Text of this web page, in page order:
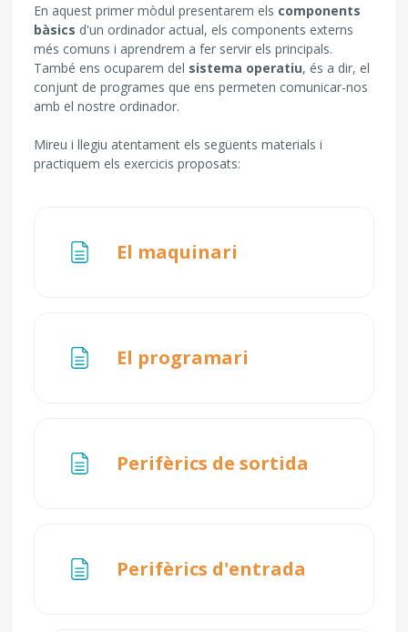
En aquest primer mòdul presentarem els components
bàsics d'un ordinador actual, els components externs
més comuns i aprendrem a fer servir els principals.
També ens ocuparem del sistema operatiu, és a dir, el
conjunt de programes que ens permeten comunicar-nos
amb el nostre ordinador.
Mireu i llegiu atentament els següents materials i
practiquem els exercicis proposats:
El maquinari
El programari
Perifèrics de sortida
Perifèrics d'entrada